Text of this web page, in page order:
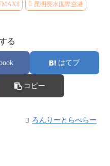
昆明長水国際空港
る
はてブ
コピー
ろんりーとらべらー